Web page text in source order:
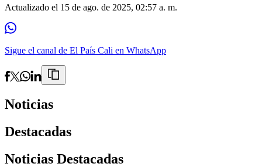
Actualizado el 15 de ago. de 2025, 02:57 a. m.
Sigue el canal de El País Cali en WhatsApp
Noticias
Destacadas
Noticias Destacadas